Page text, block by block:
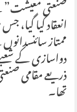
صنعتی معیشت”
انعقاد کیا
ممتاز
دواسازی کے
ذریعے مقامی
تھا۔